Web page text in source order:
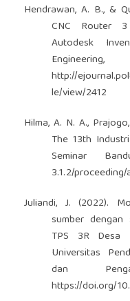
Hendrawan, A. B., &
CNC Router
Autodesk
http://
le/view/2412
Hilma, A. N. A.,
The 13th
Seminar
3.1.2/
Juliandi, J. (2022).
sumber dengan
TPS 3R Desa
Universitas
dan
https://doi.org/